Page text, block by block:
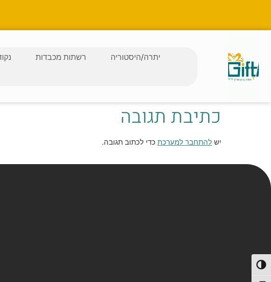
הפעל/כבה ניגודיות גבוהה
יתרה/היסטוריה רשתות מכבדות
כתיבת תגובה
יש להתחבר למערכת כדי לכתוב תגובה.